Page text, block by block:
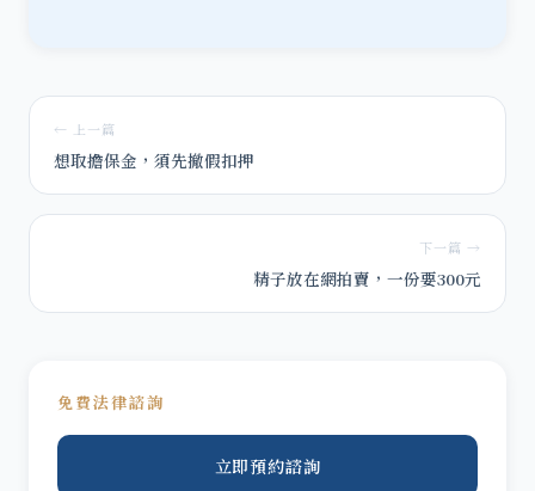
← 上一篇
想取擔保金，須先撤假扣押
下一篇 →
精子放在網拍賣，一份要300元
免費法律諮詢
立即預約諮詢